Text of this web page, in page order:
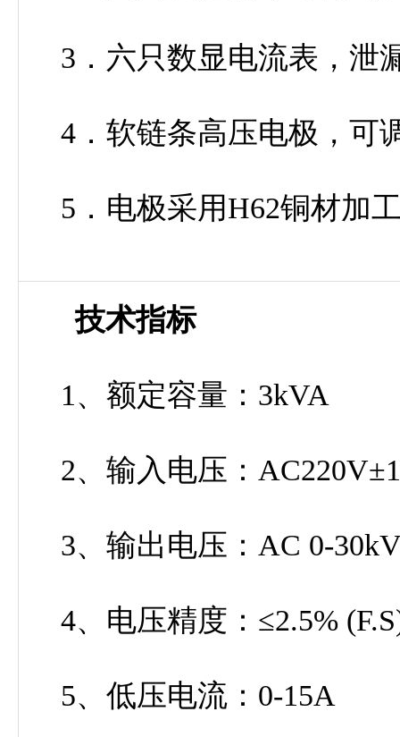
3．六只数显电流表，泄
4．软链条高压电极，可
5．电极采用H62铜材加
技术指标
1、额定容量：3kVA
2、输入电压：
3、输出电压：AC 0-
4、电压精度：≤2.5%
5、低压电流：0-15A